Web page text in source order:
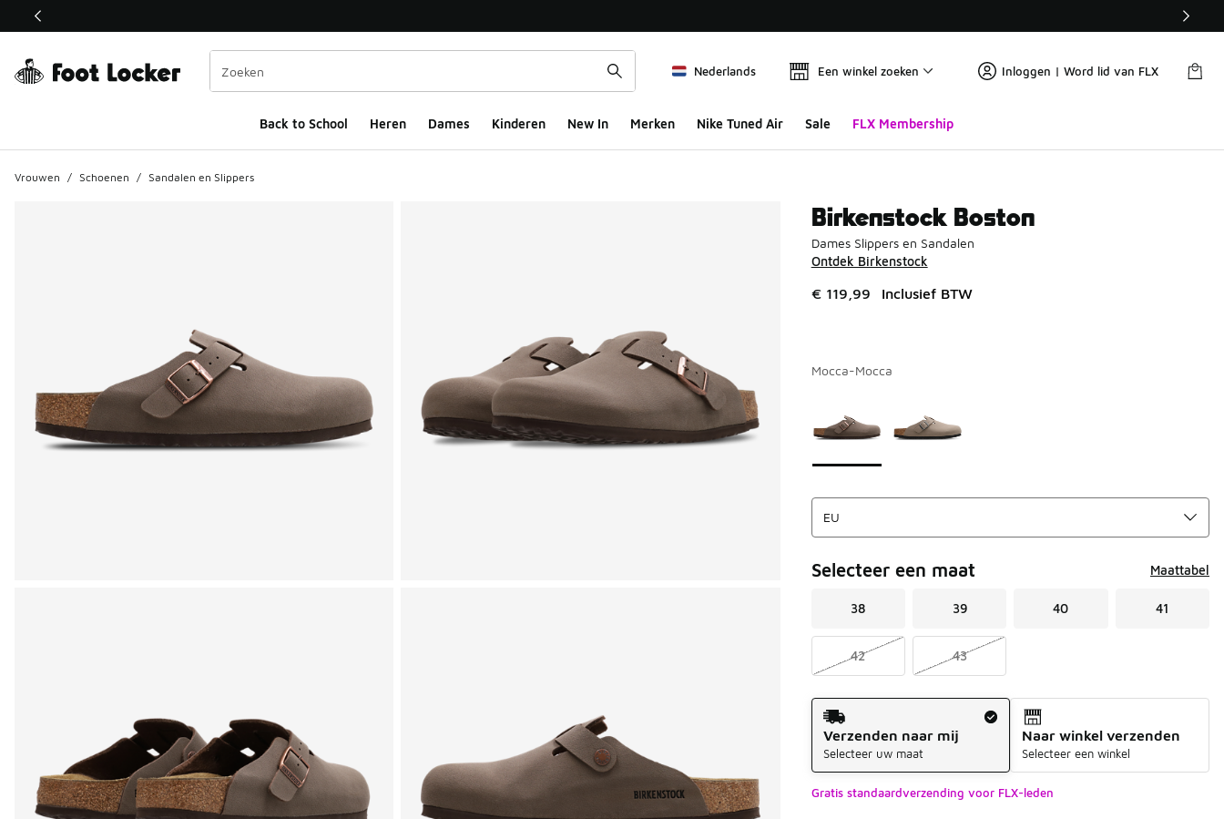
Deze link wordt geopend in een nieuw venster
Nederlands Een winkel zoeken Inloggen | Word lid van FLX
Back to School Heren Dames Kinderen New In Merken Nike Tuned Air Sale FLX Membership
Vrouwen / Schoenen / Sandalen en Slippers
Birkenstock Boston
Dames Slippers en Sandalen
Ontdek Birkenstock
€ 119,99 Inclusief BTW
Mocca-Mocca
Selecteer een maat Maattabel
38 39 40 41
42 43
Verzendmethode
Verzenden naar mij
Selecteer uw maat
Naar winkel verzenden
Selecteer een winkel
Gratis standaardverzending voor FLX-leden